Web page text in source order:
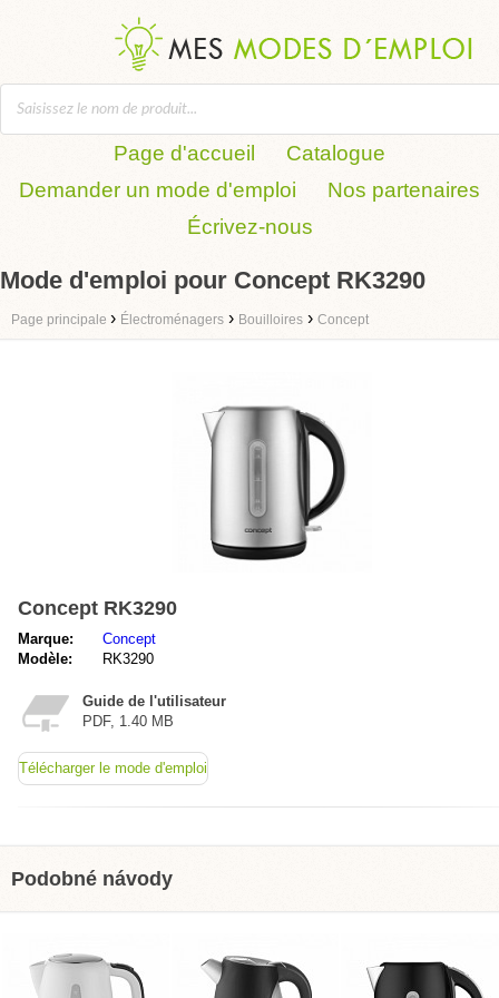
Page d'accueil
Catalogue
Demander un mode d'emploi
Nos partenaires
Écrivez-nous
Mode d'emploi pour Concept RK3290
Page principale › Électroménagers › Bouilloires › Concept
Concept RK3290
Marque:
Concept
Modèle:
RK3290
Guide de l'utilisateur
PDF, 1.40 MB
Télécharger le mode d'emploi
Podobné návody